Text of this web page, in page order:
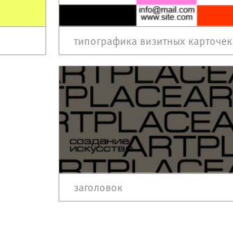
типографика визитных карточек
заголовок